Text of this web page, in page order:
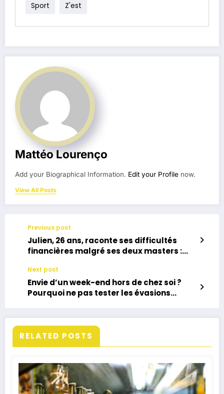
Sport Z'est
Mattéo Lourenço
Add your Biographical Information. Edit your Profile now.
View All Posts
Previous post
Julien, 26 ans, raconte ses difficultés
financières malgré ses deux masters :
Next post
Envie d’un week-end hors de chez soi ?
Pourquoi ne pas tester les évasions
RELATED POSTS